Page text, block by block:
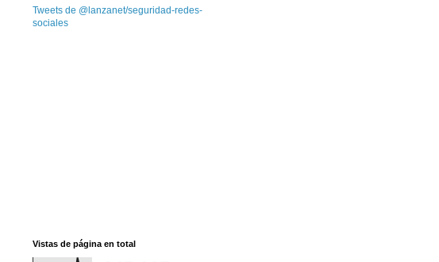
Tweets de @lanzanet/seguridad-redes-
sociales
Vistas de página en total